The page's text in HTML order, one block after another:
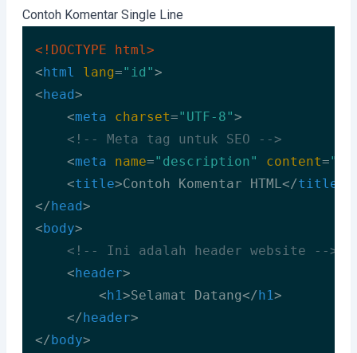
Contoh Komentar Single Line
<!DOCTYPE html>
<html lang="id">
<head>
<meta charset="UTF-8">
<!-- Meta tag untuk SEO -->
<meta name="description" content=
<title>Contoh Komentar HTML</title
</head>
<body>
<!-- Ini adalah header website -->
<header>
<h1>Selamat Datang</h1>
</header>
</body>